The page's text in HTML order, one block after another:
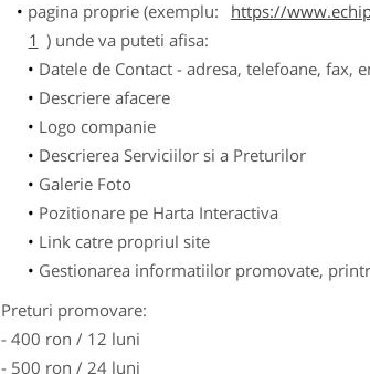
pagina proprie (exemplu:
https://
1 ) unde va puteti afisa:
Datele de Contact - adresa, telefoane, fax,
Descriere afacere
Logo companie
Descrierea Serviciilor si a Preturilor
Galerie Foto
Pozitionare pe Harta Interactiva
Link catre propriul site
Gestionarea informatiilor promovate,
Preturi promovare:
- 400 ron / 12 luni
- 500 ron / 24 luni